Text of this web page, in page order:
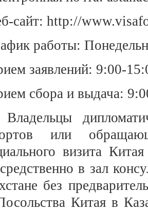
сайт: http://
работы:
заявлений: 9:00-
сбора и выдача:
или
ого визита
в зал
без
Китая в